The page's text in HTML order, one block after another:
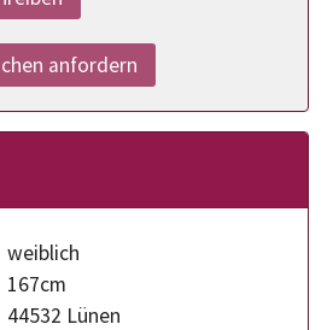
anfordern
weiblich
167cm
44532 Lünen